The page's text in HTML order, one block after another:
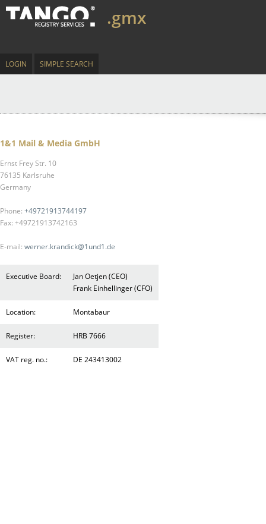
.gmx
LOGIN SIMPLE SEARCH
1&1 Mail & Media GmbH
Ernst Frey Str. 10
76135 Karlsruhe
Germany
Phone: +49721913744197
Fax: +49721913742163
E-mail: werner.krandick@1und1.de
Executive Board:
Jan Oetjen (CEO)
Frank Einhellinger (CFO)
Location: Montabaur
Register: HRB 7666
VAT reg. no.: DE 243413002